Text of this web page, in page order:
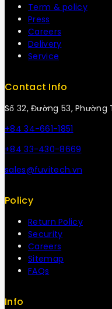
Term & policy
Press
Careers
Delivery
Service
Contact Info
Số 32, Đường 53, Phường
+84 34-661-1851
+84 33-430-8669
sales@fuvitech.vn
Policy
Return Policy
Security
Careers
Sitemap
FAQs
Info